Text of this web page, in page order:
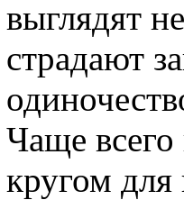
выглядят
страдают
Чаще всего
кругом для